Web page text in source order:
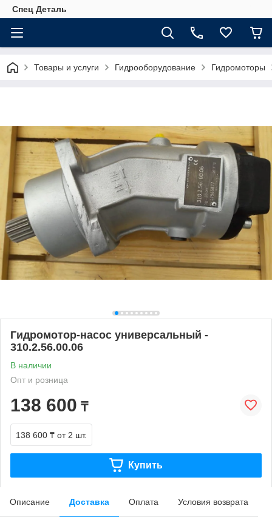
Спец Деталь
Товары и услуги Гидрооборудование Гидромоторы
Гидромотор-насос универсальный -
310.2.56.00.06
В наличии
Опт и розница
138 600 ₸
138 600 ₸ от 2 шт.
Купить
Описание Доставка Оплата Условия возврата